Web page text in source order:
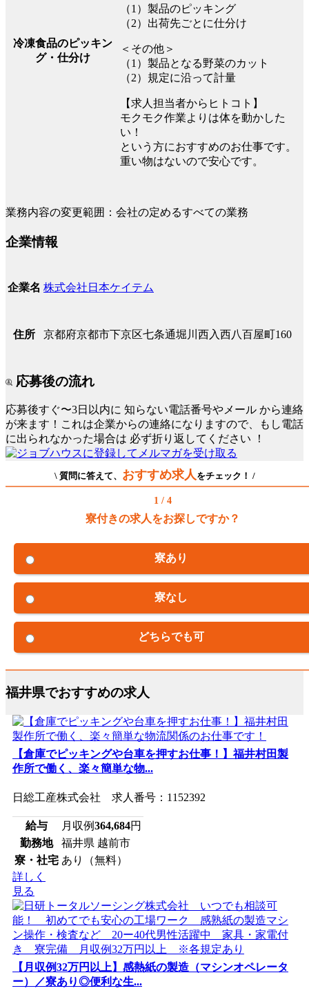
冷凍食品のピッキン
グ・仕分け
（1）製品のピッキング
（2）出荷先ごとに仕分け
＜その他＞
（1）製品となる野菜のカット
（2）規定に沿って計量
【求人担当者からヒトコト】
モクモク作業よりは体を動かした
い！
という方におすすめのお仕事です。
重い物はないので安心です。
業務内容の変更範囲：会社の定めるすべての業務
企業情報
企業名 株式会社日本ケイテム
住所 京都府京都市下京区七条通堀川西入西八百屋町160
応募後の流れ
応募後すぐ〜3日以内に 知らない電話番号やメール から連絡
が来ます！これは企業からの連絡になりますので、もし電話
に出られなかった場合は 必ず折り返してください ！
\ 質問に答えて、 おすすめ求人をチェック！ /
1 / 4
寮付きの求人をお探しですか？
寮あり
寮なし
どちらでも可
福井県でおすすめの求人
【倉庫でピッキングや台車を押すお仕事！】福井村田製
作所で働く、楽々簡単な物...
日総工産株式会社 求人番号：1152392
給与 月収例364,684円
勤務地
福井県 越前市
寮・社宅 あり（無料）
詳しく
見る
【月収例32万円以上】感熱紙の製造（マシンオペレータ
ー）／寮あり◎便利な生...